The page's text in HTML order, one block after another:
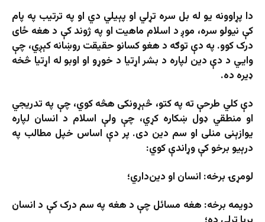
دا پړاوونه یو له بل سره تړلي او پېیلي دي او په ترتیب په پام
کې نیولو سره، موږ د اسلام ماهیت او په ژوند کې د هغه ځای
درک کوو. په دې توګه د هغو کسانو حقیقت روښانه کېږي، چې
وايي د دې دین لپاره د بشر اړتیا د خوړو او اوبو له اړتیا څخه
ډیره ده.
دې کلي طرحې ته په کتو، څېړونکی هڅه کوي، چې په تدریجي
او منطقي ډول ښکاره کړي، چې ولې اسلام د انسان لپاره
یوازېنی منلی او سم دین دی. پر دې اساس خپل مطالب په
درېیو برخو کې وړاندې کوي:
لومړۍ برخه: انسان او دین‌داري؛
دویمه برخه: هغه مسائل چې د هغه په سم درک کې د انسان